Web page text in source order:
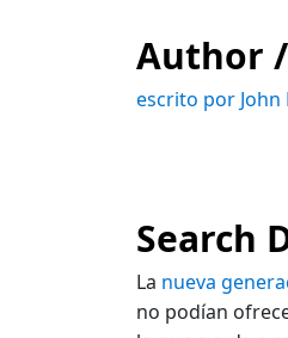
Author
escrito por John
Search
La nueva
no podían